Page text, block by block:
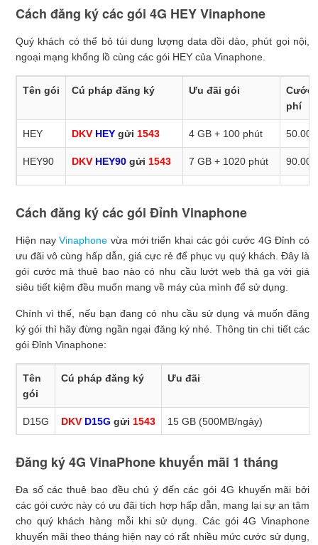
B50 DKV B50gửi1543
600
MB +
250
50.000đ
ngày
miễn
phí +
SMS
B100 DKV B100gửi1543
1,2
GB +
250
phút
+ 250
SMS
100.000đ
30
ngày
DKV
Gọi
phí
Cách đăng ký các gói 4G HEY Vinaphone
Quý khách có thể bỏ túi dung lượng data dồi dào, phút gọi nội,
ngoại mạng khổng lồ cùng các gói HEY của Vinaphone.
Tên gói Cú pháp đăng ký Ưu đãi gói
Cước
phí
HEY DKV HEY gửi 1543 4 GB + 100 phút
HEY90 DKV HEY90 gửi 1543 7 GB + 1020 phút
HEY125 DKV HEY125gửi1543 10 GB + 1550 phút
HEY145 DKV HEY145gửi1543
12 GB + 1570
HEY195 DKV HEY195gửi1543 15 GB + 2100 phút
Cách đăng ký các gói Đỉnh Vinaphone
Hiện nayVinaphone vừa mới triển khai các gói cước 4G Đỉnh có
ưu đãi vô cùng hấp dẫn, giá cực rẻ để phục vụ quý khách. Đây là
gói cước mà thuê bao nào có nhu cầu lướt web thả ga với giá
siêu tiết kiệm đều muốn mang về máy của mình để sử dụng.
Chính vì thế, nếu bạn đang có nhu cầu sử dụng và muốn đăng
ký gói thì hãy đừng ngần ngại đăng ký nhé. Thông tin chi tiết các
gói Đỉnh Vinaphone:
Tên
gói
Cú pháp đăng ký Ưu đãi
D15G DKV D15G gửi 1543 15 GB (500MB/ngày)
phút
D15P DKV D15Pgửi1543
15 GB (500MB/ngày) + 1000
phút
Đăng ký 4G VinaPhone khuyến mãi 1 tháng
Đa số các thuê bao đều chú ý đến các gói 4G khuyến mãi bởi
các gói cước này có ưu đãi tích hợp hấp dẫn, mang lại sự an tâm
cho quý khách hàng mỗi khi sử dụng. Các gói 4G Vinaphone
khuyến mãi theo tháng hiện nay có rất nhiều mức cước sử dụng,